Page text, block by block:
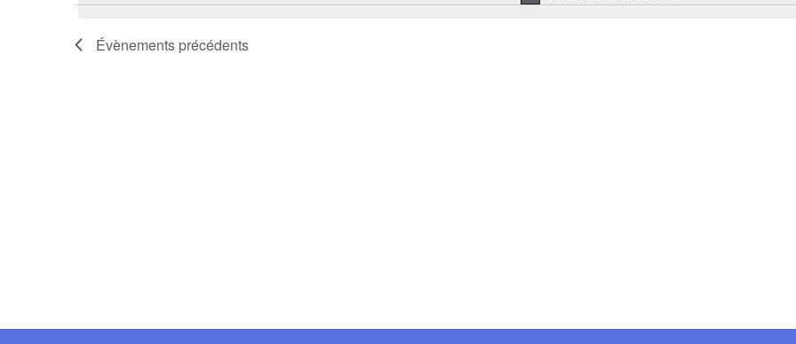
Évènements précédents